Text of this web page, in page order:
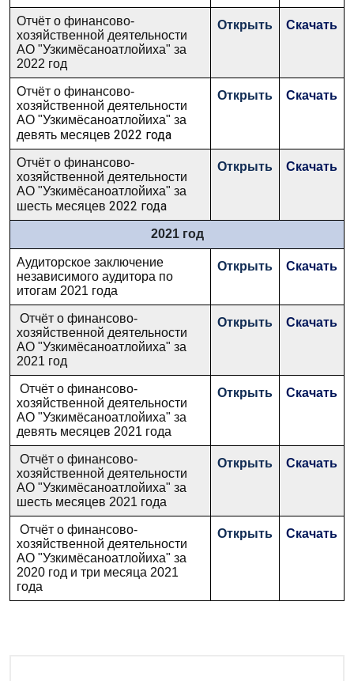
Отчёт о финансово-
хозяйственной деятельности
АО "Узкимёсаноатлойиха" за
2022 год
Открыть Скачать
Отчёт о финансово-
хозяйственной деятельности
АО "Узкимёсаноатлойиха" за
девять месяцев 2022 года
Открыть Скачать
Отчёт о финансово-
хозяйственной деятельности
АО "Узкимёсаноатлойиха" за
шесть месяцев 2022 года
Открыть Скачать
2021 год
Аудиторское заключение
независимого аудитора по
итогам 2021 года
Открыть Скачать
Отчёт о финансово-
хозяйственной деятельности
АО "Узкимёсаноатлойиха" за
2021 год
Открыть Скачать
Отчёт о финансово-
хозяйственной деятельности
АО "Узкимёсаноатлойиха" за
девять месяцев 2021 года
Открыть Скачать
Отчёт о финансово-
хозяйственной деятельности
АО "Узкимёсаноатлойиха" за
шесть месяцев 2021 года
Открыть Скачать
Отчёт о финансово-
хозяйственной деятельности
АО "Узкимёсаноатлойиха" за
2020 год и три месяца 2021
года
Открыть Скачать